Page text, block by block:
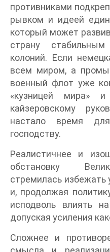
противниками
рывком и идеей
который может
страну
колоний. Если
всем миром, а
военный флот уже
«кузницей мира»
кайзеровскому
настало время
господству.
Реалистичнее и
обстановку
стремилась избежать
и, продолжая
исподволь влиять
допуская усиления
Сложнее и